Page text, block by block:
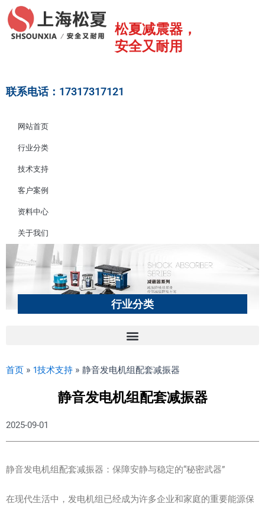
至
松夏减震器，
安全又耐用
联系电话：17317317121
网站首页
行业分类
技术支持
客户案例
资料中心
关于我们
行业分类
首页 » 1技术支持 » 静音发电机组配套减振器
静音发电机组配套减振器
2025-09-01
静音发电机组配套减振器：保障安静与稳定的“秘密武器”
在现代生活中，发电机组已经成为许多企业和家庭的重要能源保